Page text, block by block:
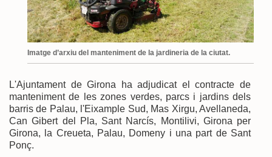
Imatge d’arxiu del manteniment de la jardineria de la ciutat.
L'Ajuntament de Girona ha adjudicat el contracte de
manteniment de les zones verdes, parcs i jardins dels
barris de Palau, l'Eixample Sud, Mas Xirgu, Avellaneda,
Can Gibert del Pla, Sant Narcís, Montilivi, Girona per
Girona, la Creueta, Palau, Domeny i una part de Sant
Ponç.